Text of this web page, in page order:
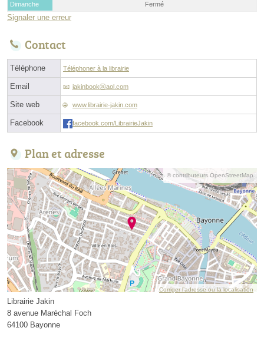
Dimanche
Fermé
Signaler une erreur
Contact
Téléphone Téléphoner à la librairie
Email jakinbookⓐaol.com
Site web www.librairie-jakin.com
Facebook facebook.com/LibrairieJakin
Plan et adresse
© contributeurs OpenStreetMap
Corriger l’adresse ou la localisation
Librairie Jakin
8 avenue Maréchal Foch
64100 Bayonne